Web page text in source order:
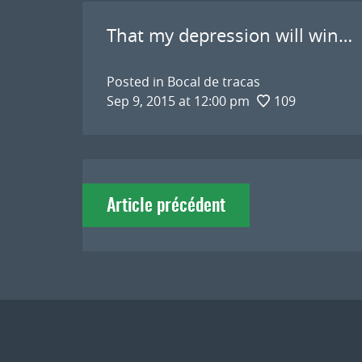
That my depression will win…
Posted in Bocal de tracas
Sep 9, 2015 at 12:00 pm
109
Navigation
deArticle précédent